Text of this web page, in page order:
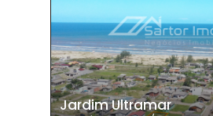
Jardim Ultramar